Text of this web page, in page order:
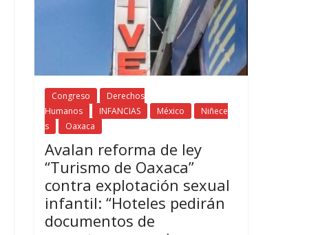
Congreso
Derechos
Humanos
INFANCIAS México
Niñece
s
Oaxaca
Avalan reforma de ley
“Turismo de Oaxaca”
contra explotación sexual
infantil: “Hoteles pedirán
documentos de